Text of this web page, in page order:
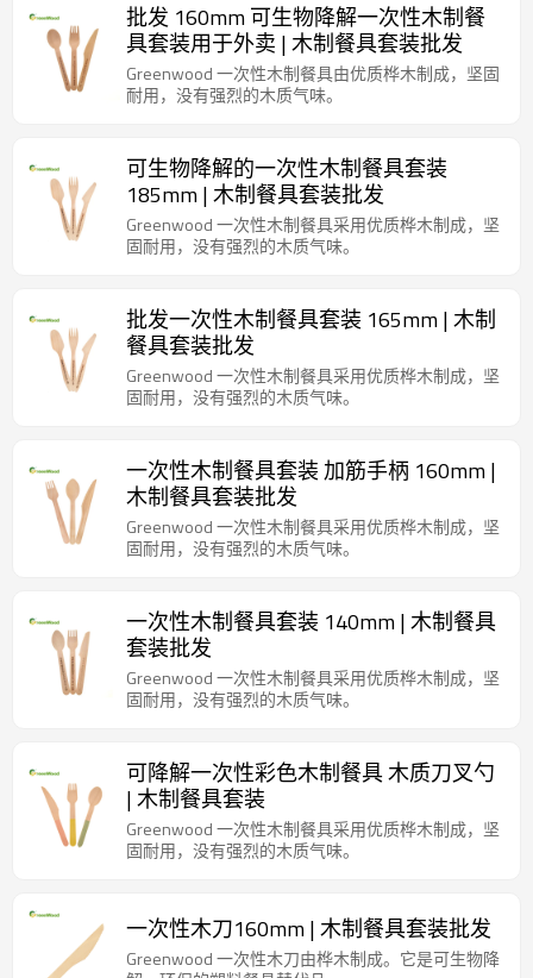
批发 160mm 可生物降解一次性木制餐
具套装用于外卖 | 木制餐具套装批发
Greenwood 一次性木制餐具由优质桦木制成，坚固
耐用，没有强烈的木质气味。
可生物降解的一次性木制餐具套装
185mm | 木制餐具套装批发
Greenwood 一次性木制餐具采用优质桦木制成，坚
固耐用，没有强烈的木质气味。
批发一次性木制餐具套装 165mm | 木制
餐具套装批发
Greenwood 一次性木制餐具采用优质桦木制成，坚
固耐用，没有强烈的木质气味。
一次性木制餐具套装 加筋手柄 160mm |
木制餐具套装批发
Greenwood 一次性木制餐具采用优质桦木制成，坚
固耐用，没有强烈的木质气味。
一次性木制餐具套装 140mm | 木制餐具
套装批发
Greenwood 一次性木制餐具采用优质桦木制成，坚
固耐用，没有强烈的木质气味。
可降解一次性彩色木制餐具 木质刀叉勺
| 木制餐具套装
Greenwood 一次性木制餐具采用优质桦木制成，坚
固耐用，没有强烈的木质气味。
一次性木刀160mm | 木制餐具套装批发
Greenwood 一次性木刀由桦木制成。它是可生物降